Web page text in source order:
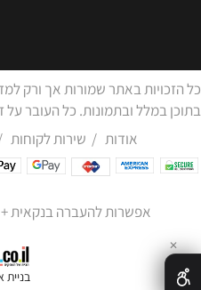
כל הזכויות באתר שמורות אך ורק
בתוכן במלל ובתמונות. כל העובר על
אודות / שירות לקוחות
אפשרות להעברה בנקאית + עד 12 תשלומים ללא
בניית
✕